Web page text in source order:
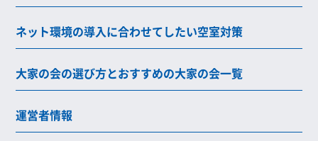
ネット環境の導入に合わせてしたい空室対策
大家の会の選び方とおすすめの大家の会一覧
運営者情報